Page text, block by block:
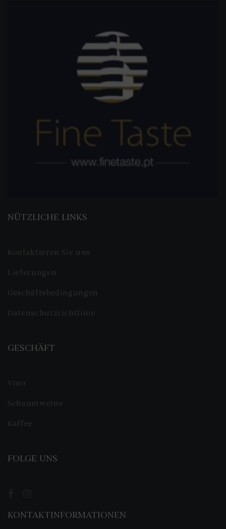
NÜTZLICHE LINKS
Kontaktieren Sie uns
Lieferungen
Geschäftsbedingungen
Datenschutzrichtlinie
GESCHÄFT
Vino
Schaumweine
Kaffee
FOLGE UNS
KONTAKTINFORMATIONEN